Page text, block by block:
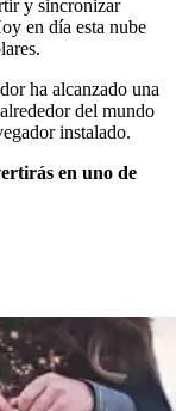
y sincronizar
en día esta nube
ha alcanzado una
del mundo
instalado.
en uno de